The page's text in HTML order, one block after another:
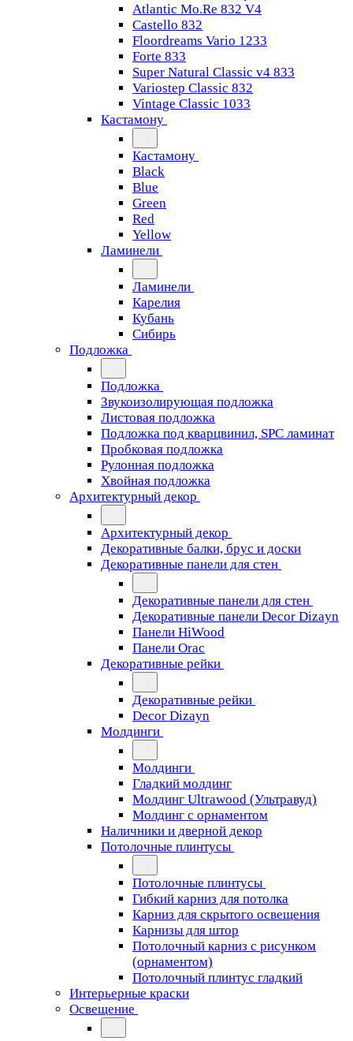
Atlantic Mo.Re 832 V4
Castello 832
Floordreams Vario 1233
Forte 833
Super Natural Classic v4 833
Variostep Classic 832
Vintage Classic 1033
Кастамону
Кастамону
Black
Blue
Green
Red
Yellow
Ламинели
Ламинели
Карелия
Кубань
Сибирь
Подложка
Подложка
Звукоизолирующая подложка
Листовая подложка
Подложка под кварцвинил, SPC ламинат
Пробковая подложка
Рулонная подложка
Хвойная подложка
Архитектурный декор
Архитектурный декор
Декоративные балки, брус и доски
Декоративные панели для стен
Декоративные панели для стен
Декоративные панели Decor Dizayn
Панели HiWood
Панели Orac
Декоративные рейки
Декоративные рейки
Decor Dizayn
Молдинги
Молдинги
Гладкий молдинг
Молдинг Ultrawood (Ультравуд)
Молдинг с орнаментом
Наличники и дверной декор
Потолочные плинтусы
Потолочные плинтусы
Гибкий карниз для потолка
Карниз для скрытого освещения
Карнизы для штор
Потолочный карниз с рисунком
(орнаментом)
Потолочный плинтус гладкий
Интерьерные краски
Освещение